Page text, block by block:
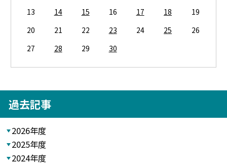
13
14 15 16 17 18
19
20
21 22 23 24 25
26
27
28 29 30
過去記事
2026年度
2025年度
2024年度